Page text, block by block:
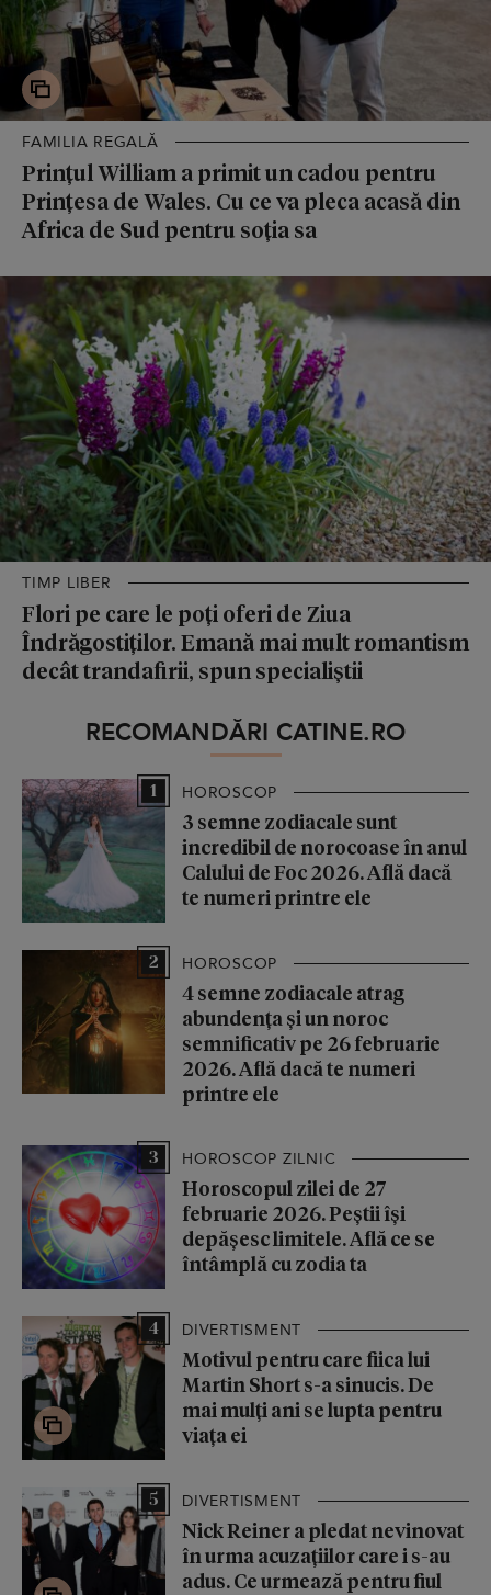
FAMILIA REGALĂ
Prințul William a primit un cadou pentru
Prințesa de Wales. Cu ce va pleca acasă din
Africa de Sud pentru soția sa
TIMP LIBER
Flori pe care le poți oferi de Ziua
Îndrăgostiților. Emană mai mult romantism
decât trandafirii, spun specialiștii
RECOMANDĂRI CATINE.RO
1 HOROSCOP
3 semne zodiacale sunt
incredibil de norocoase în anul
Calului de Foc 2026. Află dacă
te numeri printre ele
2 HOROSCOP
4 semne zodiacale atrag
abundența și un noroc
semnificativ pe 26 februarie
2026. Află dacă te numeri
printre ele
3 HOROSCOP ZILNIC
Horoscopul zilei de 27
februarie 2026. Peștii își
depășesc limitele. Află ce se
întâmplă cu zodia ta
4 DIVERTISMENT
Motivul pentru care fiica lui
Martin Short s-a sinucis. De
mai mulți ani se lupta pentru
viața ei
5 DIVERTISMENT
Nick Reiner a pledat nevinovat
în urma acuzațiilor care i s-au
adus. Ce urmează pentru fiul